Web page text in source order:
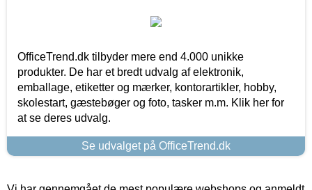
OfficeTrend.dk tilbyder mere end 4.000 unikke
produkter. De har et bredt udvalg af elektronik,
emballage, etiketter og mærker, kontorartikler, hobby,
skolestart, gæstebøger og foto, tasker m.m. Klik her for
at se deres udvalg.
Se udvalget på OfficeTrend.dk